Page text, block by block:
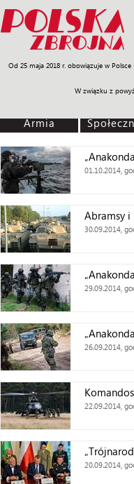
Od 25 maja 2018 r. obowiązuje w
W związku z
Armia Poligon Sprzęt
Armia
01.10.2014,
Abramsy i
30.09.2014,
29.09.2014,
26.09.2014,
22.09.2014,
20.09.2014,